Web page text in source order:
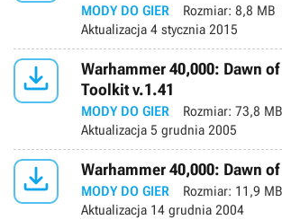
MODY DO GIER Rozmiar: 8,8 MB
Aktualizacja 4 stycznia 2015

Warhammer 40,000: Dawn of
Toolkit v.1.41
MODY DO GIER Rozmiar: 73,8 MB
Aktualizacja 5 grudnia 2005
 Warhammer 40,000: Dawn
MODY DO GIER Rozmiar: 11,9 MB
Aktualizacja 14 grudnia 2004